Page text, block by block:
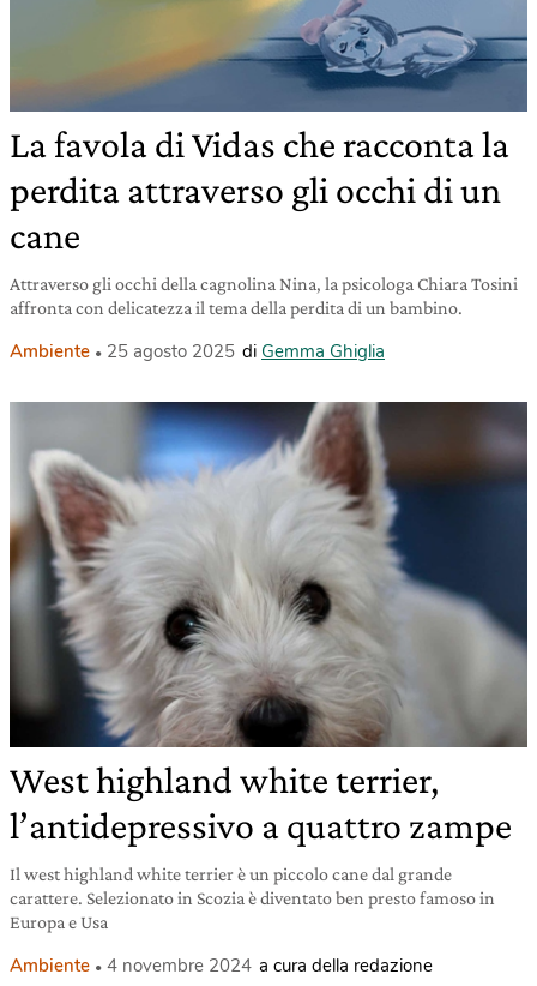
La favola di Vidas che racconta la
perdita attraverso gli occhi di un
cane
Attraverso gli occhi della cagnolina Nina, la psicologa Chiara Tosini
affronta con delicatezza il tema della perdita di un bambino.
Ambiente 25 agosto 2025 di Gemma Ghiglia
West highland white terrier,
l’antidepressivo a quattro zampe
Il west highland white terrier è un piccolo cane dal grande
carattere. Selezionato in Scozia è diventato ben presto famoso in
Europa e Usa
Ambiente 4 novembre 2024 a cura della redazione